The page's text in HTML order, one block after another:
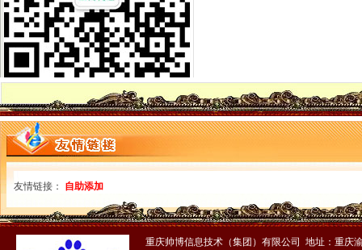
申请海关报关单位注册登记证书,海关报关注册信息年度报告范本,
海关报关单位注册登记证书-荣誉证书-常州市金坛区环宇科学仪器厂
报关注册登记证书在海关哪个部门办理？-实务问答-中国物流交易中
海关进出口货物收发货人报关注册登记证书过期怎样办理-政民互动群
变更人后海关报关注册登记证书要办理变更需要哪些资料？_已解决-
海关进出口货物报关登记证(英文翻译模板)_Sunny_新浪博客
进出口企业登记证全称是什么；它和海关报关登记证是一回事吗？_阿
海关注册登记证书年检_政务咨询_浙江电子口岸
北京海关：进出口货物收发货人报关注册登记证证书过期
报关企业应自“中华共和国海关报关企业报关注册登记证书”届
海关进出口货物收发货人报关注册登记证书-公司动态-北京东方圣隆达
《海关进出口货物收发货人报关注册登记证书》有效期有多久？-通关
海关登记证书到期-会计之家-PoweredbyDiscuz!
报关登记证过期海关加急服务_报关报检_中国贸易金融网
友情链接： 自助添加
重庆帅博信息技术（集团）有限公司 地址：重庆